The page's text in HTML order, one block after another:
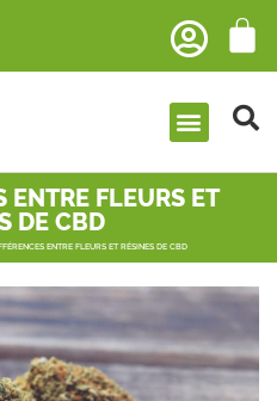
ENTRE FLEURS ET
DE CBD
ENTRE FLEURS ET RÉSINES DE CBD